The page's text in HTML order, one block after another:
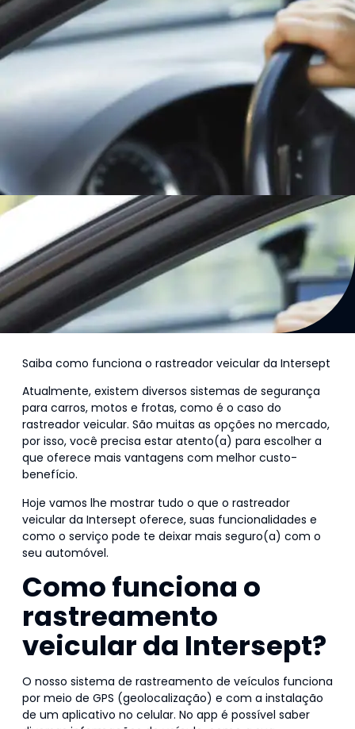
Saiba como funciona o rastreador veicular da Intersept
Atualmente, existem diversos sistemas de segurança
para carros, motos e frotas, como é o caso do
rastreador veicular. São muitas as opções no mercado,
por isso, você precisa estar atento(a) para escolher a
que oferece mais vantagens com melhor custo-
benefício.
Hoje vamos lhe mostrar tudo o que o rastreador
veicular da Intersept oferece, suas funcionalidades e
como o serviço pode te deixar mais seguro(a) com o
seu automóvel.
Como funciona o
rastreamento
veicular da Intersept?
O nosso sistema de rastreamento de veículos funciona
por meio de GPS (geolocalização) e com a instalação
de um aplicativo no celular. No app é possível saber